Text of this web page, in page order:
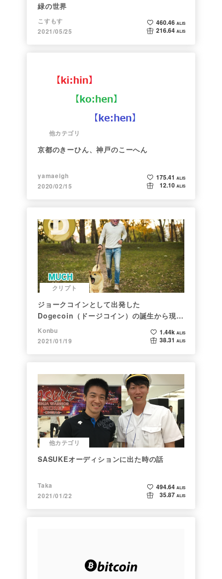
緑の世界
こすもす
2021/05/25
460.46 ALIS
216.64 ALIS
他カテゴリ
京都のきーひん、神戸のこーへん
yamaeigh
2020/02/15
175.41 ALIS
12.10 ALIS
クリプト
ジョークコインとして出発した
Dogecoin（ドージコイン）の誕生から現在
まで。注目される非証券性🐶
Konbu
2021/01/19
1.44k ALIS
38.31 ALIS
他カテゴリ
SASUKEオーディションに出た時の話
Taka
2021/01/22
494.64 ALIS
35.87 ALIS